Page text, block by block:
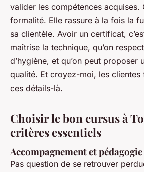
valider les compétences acquises.
formalité. Elle rassure à la fois la
sa clientèle. Avoir un certificat,
maîtrise la technique, qu’on
d’hygiène, et qu’on peut proposer
qualité. Et croyez-moi, les clientes
ces détails-là.
Choisir le bon cursus à
critères essentiels
Accompagnement et
Pas question de se retrouver